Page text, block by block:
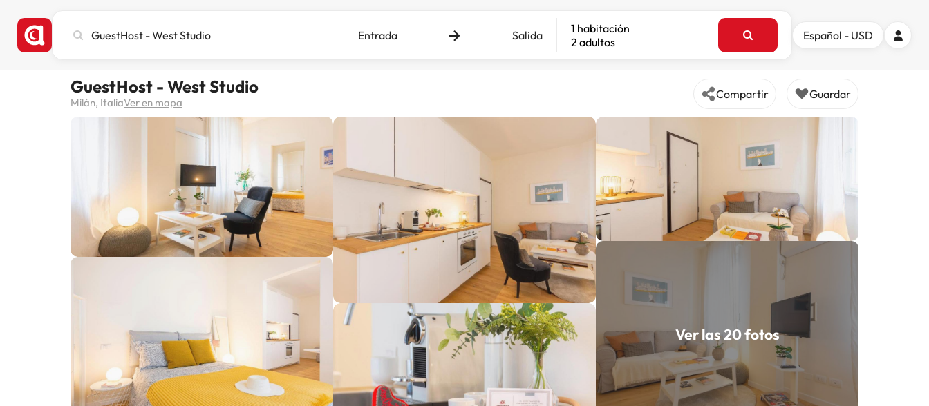
ciudad,
destino
Entrada Salida
1 habitación
2 adultos
Español - USD
GuestHost - West Studio
Milán, ItaliaVer en mapa
Compartir Guardar
Ver las 20 fotos